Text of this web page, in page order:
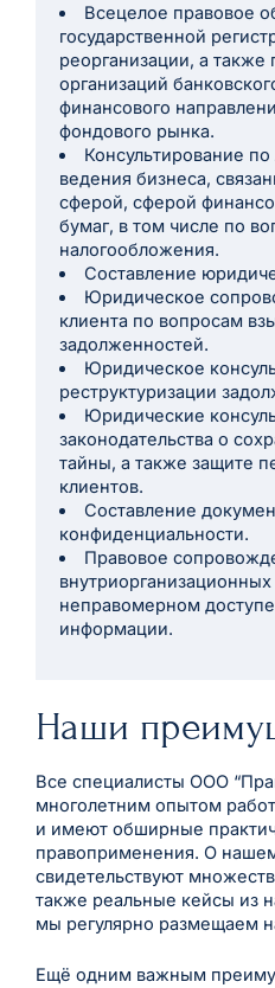
Всецелое правовое
государственной
реорганизации, а также
организаций
финансового
фондового рынка.
Консультирование
ведения бизнеса,
сферой, сферой
бумаг, в том числе по
налогообложения.
Составление
Юридическое
клиента по вопросам
задолженностей.
Юридическое
реструктуризации
Юридические
законодательства о
тайны, а также защите
клиентов.
Составление
конфиденциальности.
Правовое
неправомерном
информации.
Наши
Все специалисты ООО
многолетним опытом
и имеют обширные
правоприменения. О
свидетельствуют
также реальные кейсы из
мы регулярно размещаем
Ещё одним важным